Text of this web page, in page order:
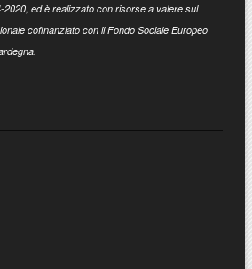
2020, ed è realizzato con risorse a valere sul
cofinanziato con il Fondo Sociale Europeo